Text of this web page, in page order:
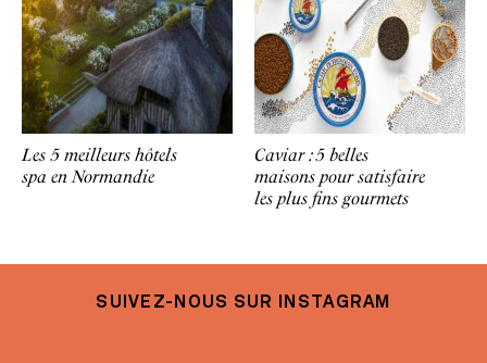
Les 5 meilleurs hôtels
spa en Normandie
Caviar : 5 belles
maisons pour satisfaire
les plus fins gourmets
SUIVEZ-NOUS SUR INSTAGRAM